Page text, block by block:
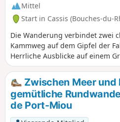
Mittel
Start in Cassis (Bouches-du-
Die Wanderung verbindet zwei
Kammweg auf dem Gipfel der
Herrliche Ausblicke auf einem
wird dringend empfohlen.
Zwischen Meer und
gemütliche
de Port-Miou